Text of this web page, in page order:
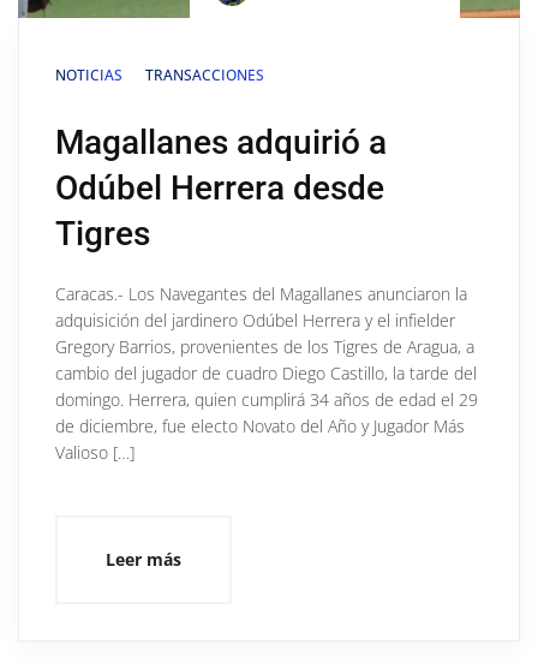
NOTICIAS TRANSACCIONES
Magallanes adquirió a
Odúbel Herrera desde
Tigres
Caracas.- Los Navegantes del Magallanes anunciaron la
adquisición del jardinero Odúbel Herrera y el infielder
Gregory Barrios, provenientes de los Tigres de Aragua, a
cambio del jugador de cuadro Diego Castillo, la tarde del
domingo. Herrera, quien cumplirá 34 años de edad el 29
de diciembre, fue electo Novato del Año y Jugador Más
Valioso […]
Leer más